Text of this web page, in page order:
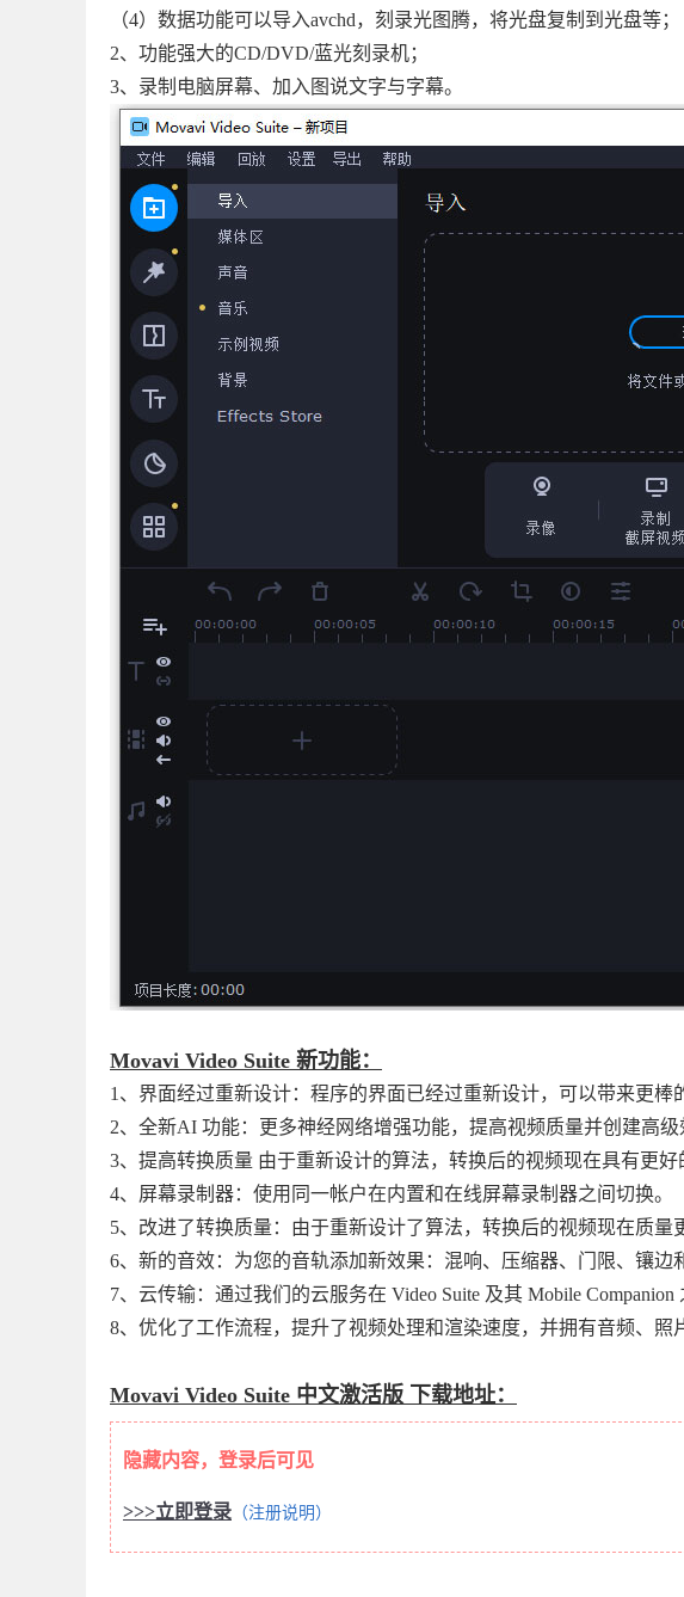
（4）数据功能可以导入avchd，刻录光图腾，将光盘复制到光盘等；
2、功能强大的CD/DVD/蓝光刻录机；
3、录制电脑屏幕、加入图说文字与字幕。
Movavi Video Suite 新功能：
1、界面经过重新设计：程序的界面已经过重新设计，可以带来更棒
2、全新AI 功能：更多神经网络增强功能，提高视频质量并创建高级
3、提高转换质量 由于重新设计的算法，转换后的视频现在具有更好
4、屏幕录制器：使用同一帐户在内置和在线屏幕录制器之间切换。
5、改进了转换质量：由于重新设计了算法，转换后的视频现在质量
6、新的音效：为您的音轨添加新效果：混响、压缩器、门限、镶边
7、云传输：通过我们的云服务在 Video Suite 及其 Mobile Companion
8、优化了工作流程，提升了视频处理和渲染速度，并拥有音频、照
Movavi Video Suite 中文激活版 下载地址：
隐藏内容，登录后可见
>>>立即登录 （注册说明）